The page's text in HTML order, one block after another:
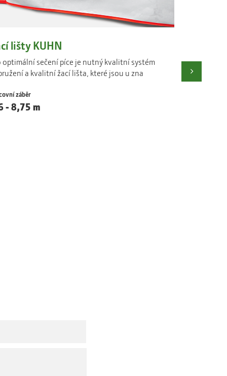
lišty KUHN
optimální sečení píce je nutný kvalitní systém
a kvalitní žací lišta, které jsou u zna
záběr
- 8,75 m
Nechte
750 litrů to
různým